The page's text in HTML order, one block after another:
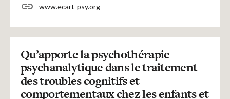
www.ecart-psy.org
Qu’apporte la psychothérapie
psychanalytique dans le traitement
des troubles cognitifs et
comportementaux chez les enfants et